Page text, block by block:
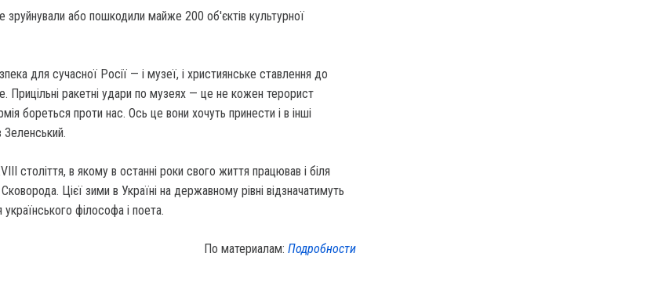
зруйнували або пошкодили майже 200 об'єктів культурної
для сучасної Росії — і музеї, і християнське ставлення до
Прицільні ракетні удари по музеях — це не кожен терорист
бореться проти нас. Ось це вони хочуть принести і в інші
Зеленський.
століття, в якому в останні роки свого життя працював і біля
Цієї зими в Україні на державному рівні відзначатимуть
філософа і поета.
По материалам:Подробности